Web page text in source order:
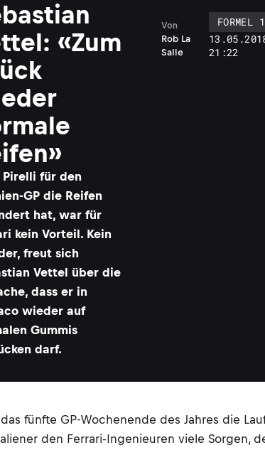
«Zum
Pirelli für den
GP die Reifen
hat, war für
kein Vorteil. Kein
freut sich
Vettel über die
dass er in
wieder auf
Gummis
darf.
Rob La
Salle
Von
FORMEL 1
21:22
fünfte GP-Wochenende des Jahres die
den Ferrari-Ingenieuren viele Sorgen,